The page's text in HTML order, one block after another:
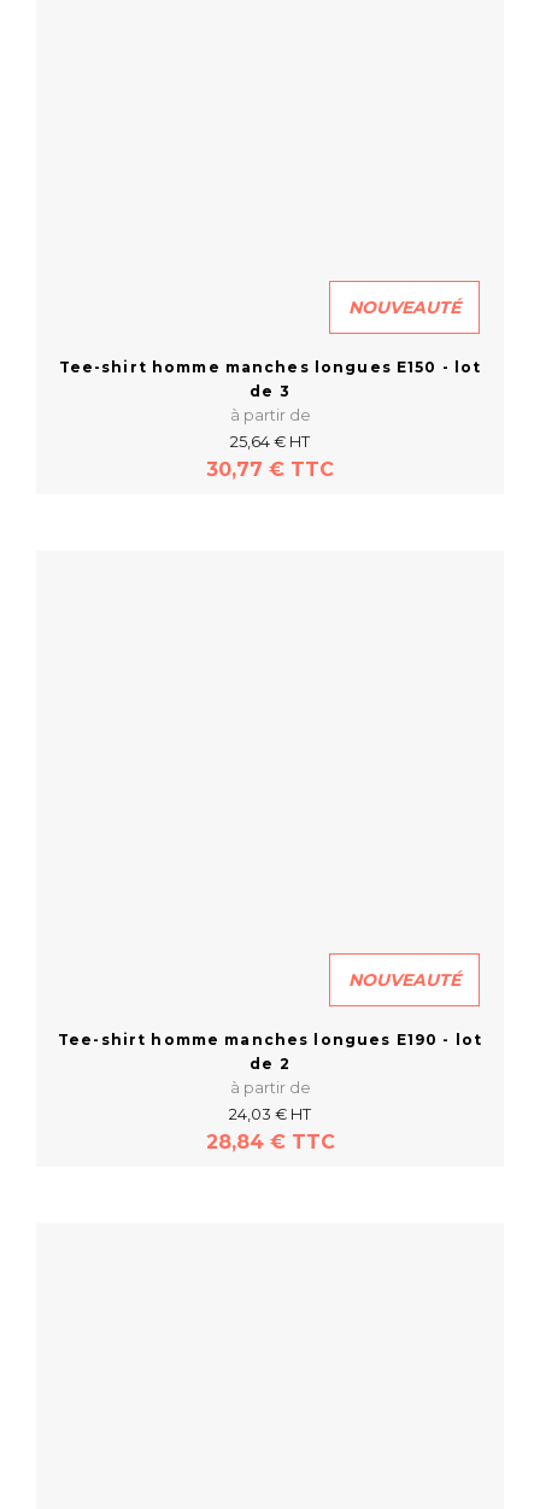
NOUVEAUTÉ
Tee-shirt homme manches longues E150 - lot
de 3
à partir de
25,64 € HT
30,77 € TTC
NOUVEAUTÉ
Tee-shirt homme manches longues E190 - lot
de 2
à partir de
24,03 € HT
28,84 € TTC